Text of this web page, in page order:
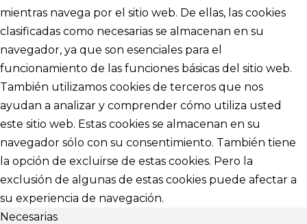
mientras navega por el sitio web. De ellas, las cookies
clasificadas como necesarias se almacenan en su
navegador, ya que son esenciales para el
funcionamiento de las funciones básicas del sitio web.
También utilizamos cookies de terceros que nos
ayudan a analizar y comprender cómo utiliza usted
este sitio web. Estas cookies se almacenan en su
navegador sólo con su consentimiento. También tiene
la opción de excluirse de estas cookies. Pero la
exclusión de algunas de estas cookies puede afectar a
su experiencia de navegación.
Necesarias